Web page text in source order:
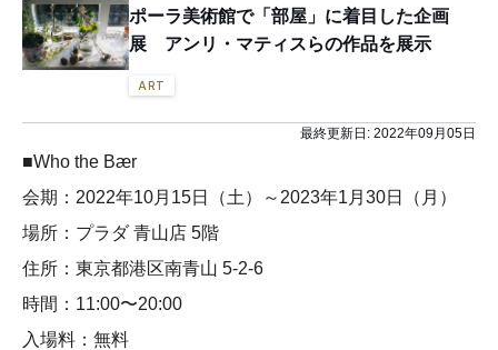
ポーラ美術館で「部屋」に着目した企画
展 アンリ・マティスらの作品を展示
ART
最終更新日: 2022年09月05日
■Who the Bær
会期：2022年10月15日（土）～2023年1月30日（月）
場所：プラダ 青山店 5階
住所：東京都港区南青山 5-2-6
時間：11:00〜20:00
入場料：無料